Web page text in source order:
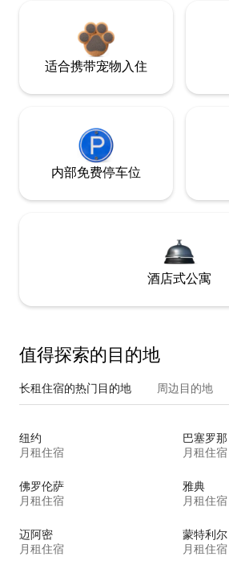
适合携带宠物入住
内部免费停车位
酒店式公寓
值得探索的目的地
长租住宿的热门目的地 周边目的地
纽约
月租住宿
巴塞罗那
月租住宿
佛罗伦萨
月租住宿
雅典
月租住宿
迈阿密
月租住宿
蒙特利尔
月租住宿